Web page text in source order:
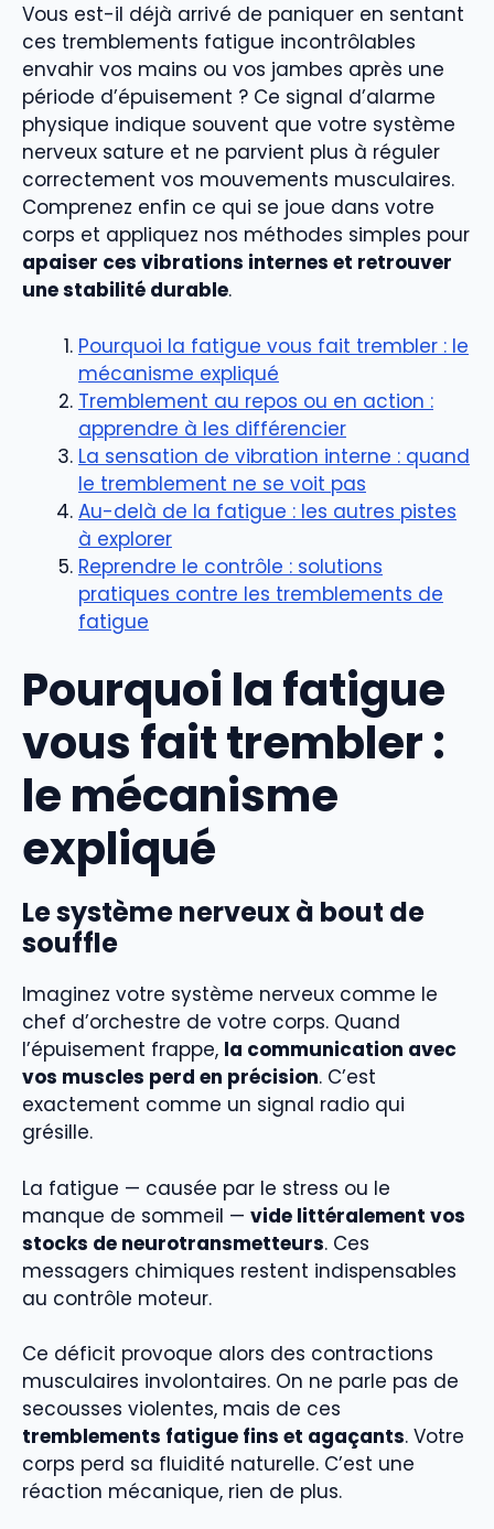
Vous est-il déjà arrivé de paniquer en sentant
ces tremblements fatigue incontrôlables
envahir vos mains ou vos jambes après une
période d’épuisement ? Ce signal d’alarme
physique indique souvent que votre système
nerveux sature et ne parvient plus à réguler
correctement vos mouvements musculaires.
Comprenez enfin ce qui se joue dans votre
corps et appliquez nos méthodes simples pour
apaiser ces vibrations internes et retrouver
une stabilité durable.
Pourquoi la fatigue vous fait trembler : le
mécanisme expliqué
Tremblement au repos ou en action :
apprendre à les différencier
La sensation de vibration interne : quand
le tremblement ne se voit pas
Au-delà de la fatigue : les autres pistes
à explorer
Reprendre le contrôle : solutions
pratiques contre les tremblements de
fatigue
Pourquoi la fatigue
vous fait trembler :
le mécanisme
expliqué
Le système nerveux à bout de
souffle
Imaginez votre système nerveux comme le
chef d’orchestre de votre corps. Quand
l’épuisement frappe, la communication avec
vos muscles perd en précision. C’est
exactement comme un signal radio qui
grésille.
La fatigue — causée par le stress ou le
manque de sommeil — vide littéralement vos
stocks de neurotransmetteurs. Ces
messagers chimiques restent indispensables
au contrôle moteur.
Ce déficit provoque alors des contractions
musculaires involontaires. On ne parle pas de
secousses violentes, mais de ces
tremblements fatigue fins et agaçants. Votre
corps perd sa fluidité naturelle. C’est une
réaction mécanique, rien de plus.